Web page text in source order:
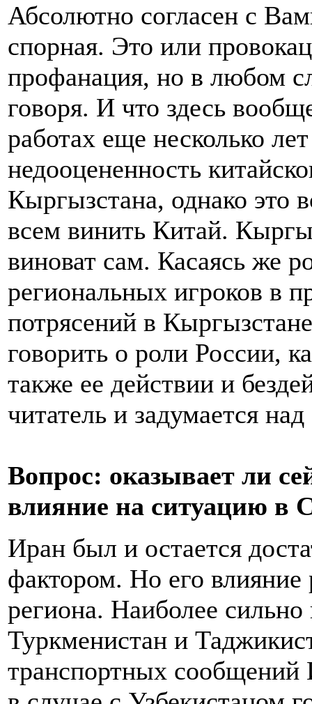
Абсолютно согласен с
спорная. Это или
профанация, но в любом
говоря. И что здесь
работах еще несколько
недооцененность
Кыргызстана, однако это
всем винить Китай.
виноват сам. Касаясь же
региональных игроков в
потрясений в
говорить о роли России,
также ее действии и
читатель и задумается
Вопрос: оказывает ли
влияние на ситуацию в
Иран был и остается
фактором. Но его влияние
региона. Наиболее
Туркменистан и
транспортных сообщений